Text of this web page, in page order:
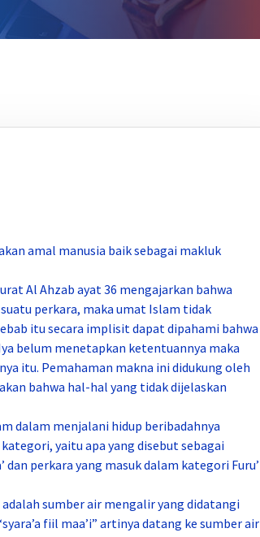
amal manusia baik sebagai makluk
Al Ahzab ayat 36 mengajarkan bahwa
perkara, maka umat Islam tidak
itu secara implisit dapat dipahami bahwa
belum menetapkan ketentuannya maka
itu. Pemahaman makna ini didukung oleh
bahwa hal-hal yang tidak dijelaskan
dalam menjalani hidup beribadahnya
yaitu apa yang disebut sebagai
perkara yang masuk dalam kategori Furu’
adalah sumber air mengalir yang didatangi
fiil maa’i” artinya datang ke sumber air